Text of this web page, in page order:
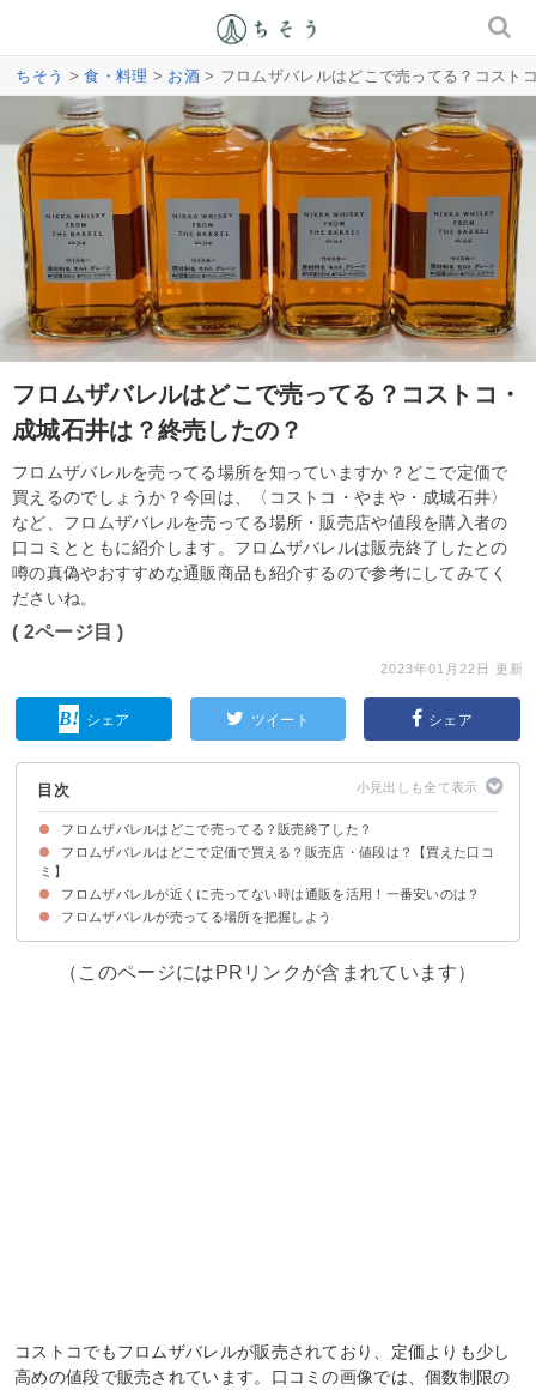
ちそう >食・料理 > お酒> フロムザバレルはどこで売ってる？コスト
フロムザバレルはどこで売ってる？コストコ・
成城石井は？終売したの？
フロムザバレルを売ってる場所を知っていますか？どこで定価で
買えるのでしょうか？今回は、〈コストコ・やまや・成城石井〉
など、フロムザバレルを売ってる場所・販売店や値段を購入者の
口コミとともに紹介します。フロムザバレルは販売終了したとの
噂の真偽やおすすめな通販商品も紹介するので参考にしてみてく
ださいね。
( 2ページ目 )
2023年01月22日 更新
シェア ツイート シェア
目次
フロムザバレルはどこで売ってる？販売終了した？
フロムザバレルは品薄だが販売終了したわけではない
フロムザバレルの売ってる場所・販売店の一覧
フロムザバレルはどこで定価で買える？販売店・値段は？【買えた口コ
ミ】
①業務スーパー（2640円）
②ドンキ（2618円）
③コストコ（2998円）
④成城石井（3619円）
⑤セブンイレブン（2640円）
⑥ビックカメラ（2640円）
⑦イオン（2500円）
⑧やまや（2618円）
フロムザバレルが近くに売ってない時は通販を活用！一番安いのは？
①成城石井｜フロムザバレル（3069円）
②Yahooショッピング｜ニッカウィスキーフロムザバレル51度
③楽天｜ニッカフロム ザ バレル51度500ml（3963円）
フロムザバレルが売ってる場所を把握しよう
（このページにはPRリンクが含まれています）
コストコでもフロムザバレルが販売されており、定価よりも少し
高めの値段で販売されています。口コミの画像では、個数制限の